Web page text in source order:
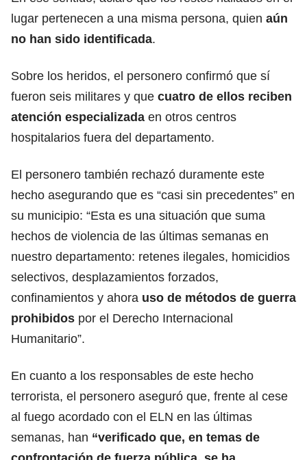
lugar pertenecen a una misma persona, quien aún
no han sido identificada.
Sobre los heridos, el personero confirmó que sí
fueron seis militares y que cuatro de ellos reciben
atención especializada en otros centros
hospitalarios fuera del departamento.
El personero también rechazó duramente este
hecho asegurando que es “casi sin precedentes” en
su municipio: “Esta es una situación que suma
hechos de violencia de las últimas semanas en
nuestro departamento: retenes ilegales, homicidios
selectivos, desplazamientos forzados,
confinamientos y ahora uso de métodos de guerra
prohibidos por el Derecho Internacional
Humanitario”.
En cuanto a los responsables de este hecho
terrorista, el personero aseguró que, frente al cese
al fuego acordado con el ELN en las últimas
semanas, han “verificado que, en temas de